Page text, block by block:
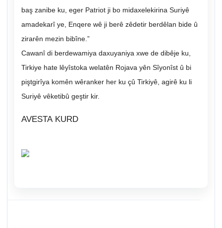
baş zanibe ku, eger Patriot ji bo midaxelekirina Suriyê
amadekarî ye, Enqere wê ji berê zêdetir berdêlan bide û
zirarên mezin bibîne.”
Cawanî di berdewamiya daxuyaniya xwe de dibêje ku,
Tirkiye hate lêyîstoka welatên Rojava yên Sîyonîst û bi
piştgirîya komên wêranker her ku çû Tirkiyê, agirê ku li
Suriyê vêketibû geştir kir.
AVESTA KURD